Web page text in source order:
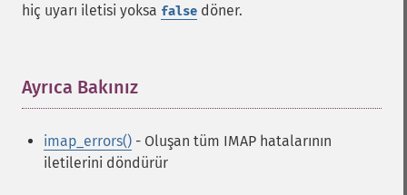
hiç uyarı iletisi yoksa false döner.
Ayrıca Bakınız
imap_errors() - Oluşan tüm IMAP hatalarının
iletilerini döndürür